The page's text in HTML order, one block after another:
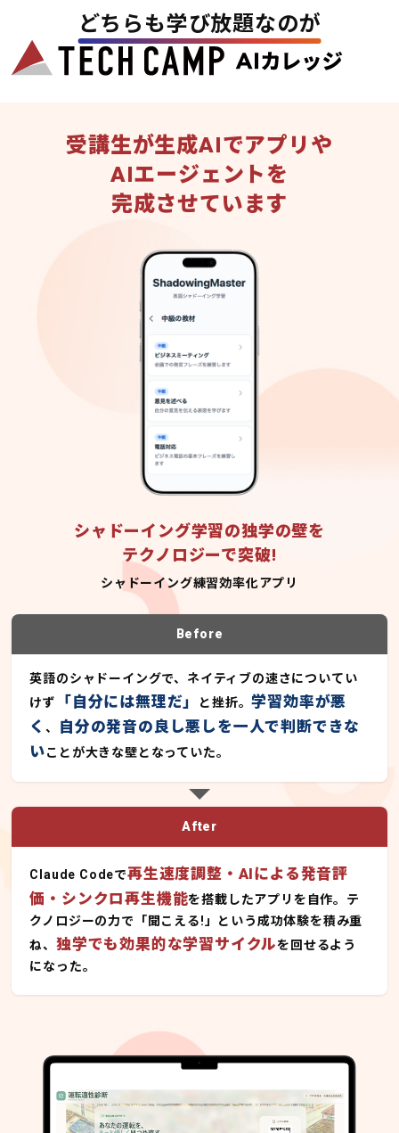
どちらも学び放題なのが
受講生が生成AIでアプリや
AIエージェントを
完成させています
シャドーイング学習の独学の壁を
テクノロジーで突破!
シャドーイング練習効率化アプリ
Before
英語のシャドーイングで、ネイティブの速さについてい
けず
「自分には無理だ」 と挫折。学習効率が悪
く、
自分の発音の良し悪しを一人で判断できな
いことが大きな壁となっていた。
After
Claude Codeで再生速度調整・AIによる発音評
価・シンクロ再生機能を搭載したアプリを自作。テ
クノロジーの力で「聞こえる!」という成功体験を積み重
ね、独学でも効果的な学習サイクルを回せるよう
になった。